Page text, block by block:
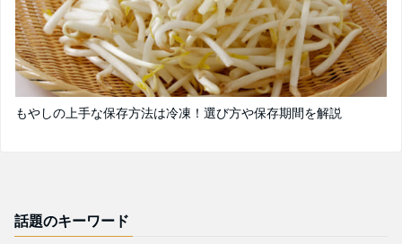
もやしの上手な保存方法は冷凍！選び方や保存期間を解説
話題のキーワード